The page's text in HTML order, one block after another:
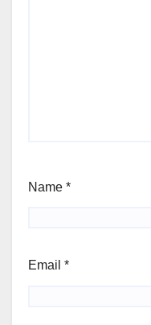
Name *
Email *